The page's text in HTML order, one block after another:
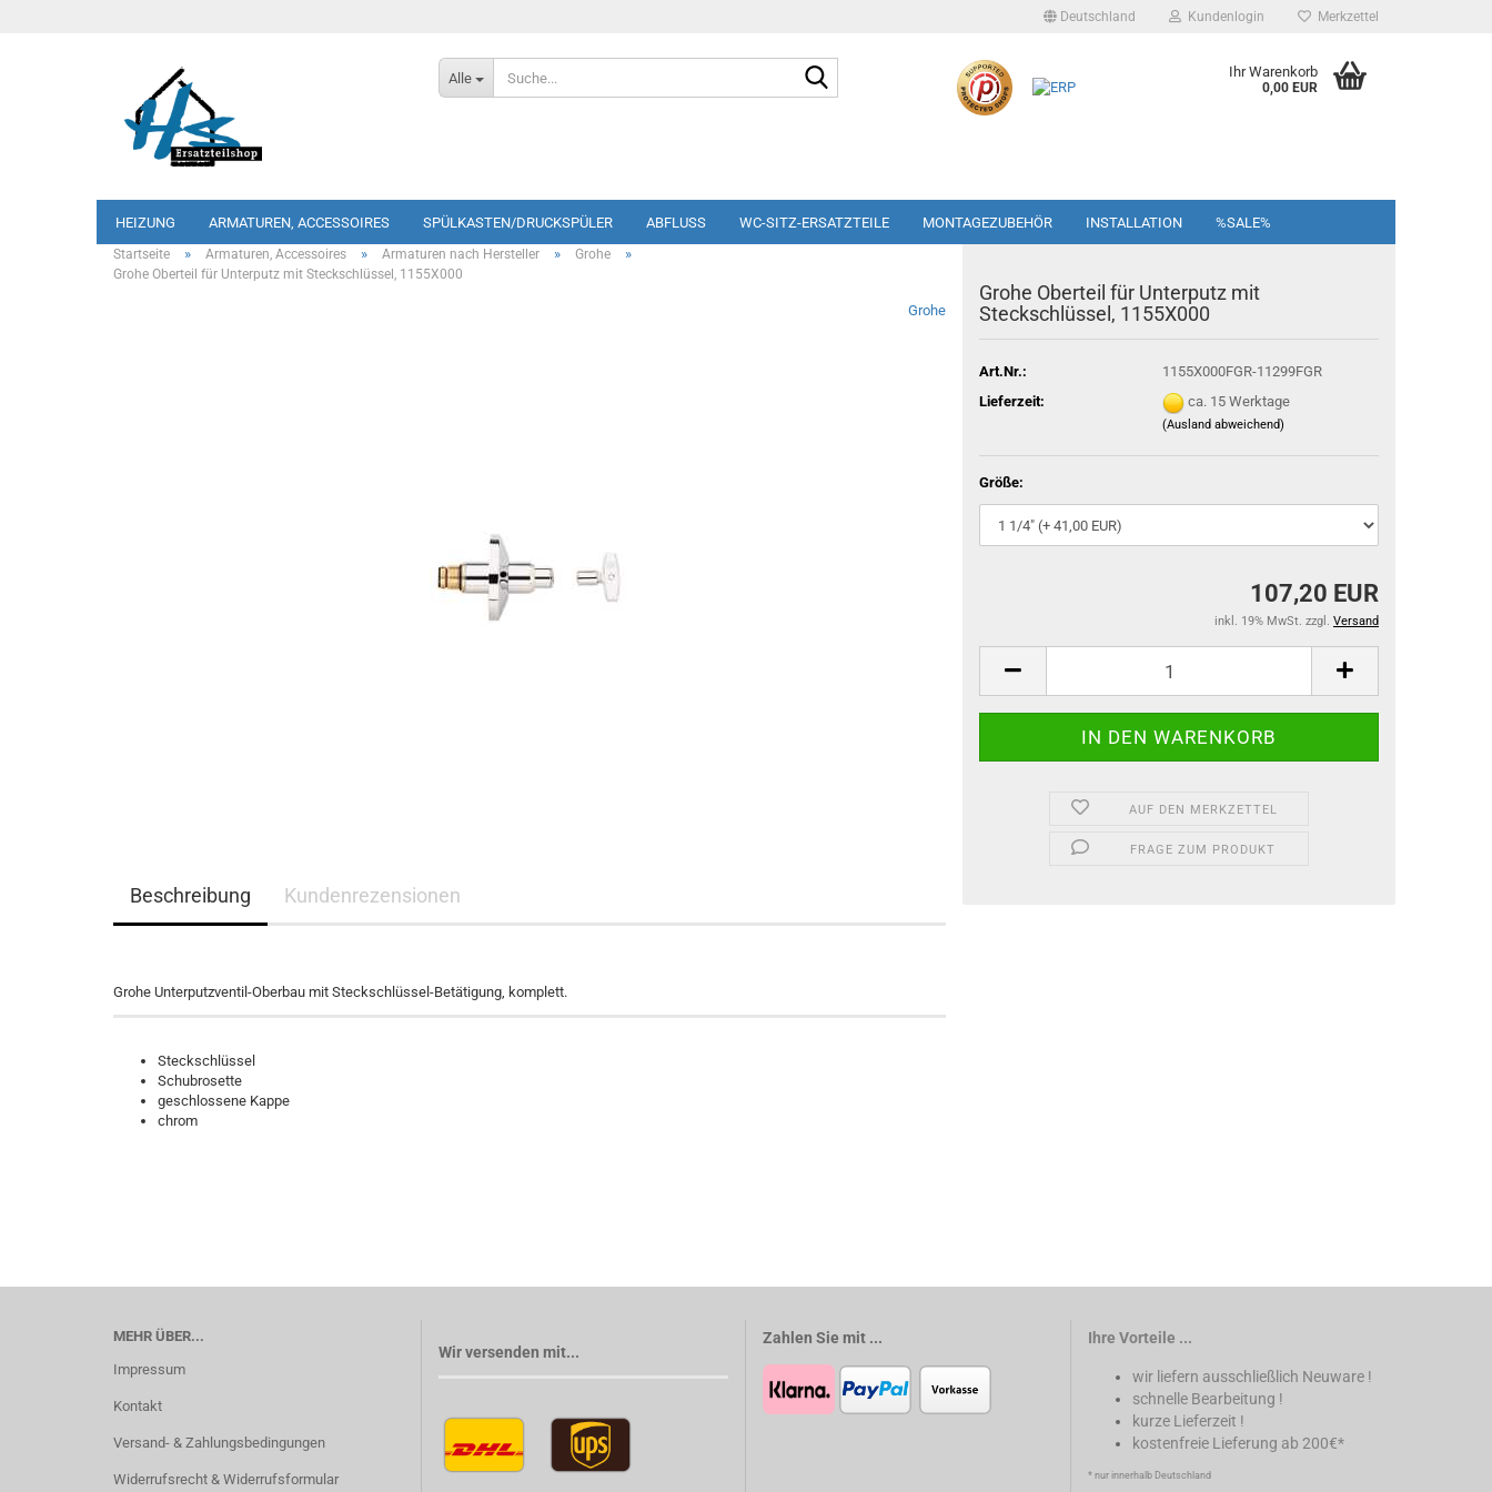
Deutschland Kundenlogin Merkzettel
Alle Ihr Warenkorb
0,00 EUR
HEIZUNG ARMATUREN, ACCESSOIRES SPÜLKASTEN/DRUCKSPÜLER ABFLUSS WC-SITZ-ERSATZTEILE MONTAGEZUBEHÖR INSTALLATION %SALE%
Startseite » Armaturen, Accessoires » Armaturen nach Hersteller » Grohe »
Grohe Oberteil für Unterputz mit Steckschlüssel, 1155X000
Grohe
Grohe Oberteil für Unterputz mit
Steckschlüssel, 1155X000
Art.Nr.:
1155X000FGR-11299FGR
Lieferzeit:
ca. 15 Werktage
(Ausland abweichend)
Größe:
107,20 EUR
inkl. 19% MwSt. zzgl. Versand
AUF DEN MERKZETTEL
FRAGE ZUM PRODUKT
Beschreibung Kundenrezensionen
Grohe Unterputzventil-Oberbau mit Steckschlüssel-Betätigung, komplett.
Steckschlüssel
Schubrosette
geschlossene Kappe
chrom
MEHR ÜBER...
Impressum
Kontakt
Versand- & Zahlungsbedingungen
Widerrufsrecht & Widerrufsformular
Wir versenden mit...
Zahlen Sie mit ... Ihre Vorteile ...
wir liefern ausschließlich Neuware !
schnelle Bearbeitung !
kurze Lieferzeit !
kostenfreie Lieferung ab 200€*
* nur innerhalb Deutschland